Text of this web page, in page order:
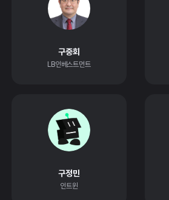
구중회
LB인베스트먼트
구정민
인트윈